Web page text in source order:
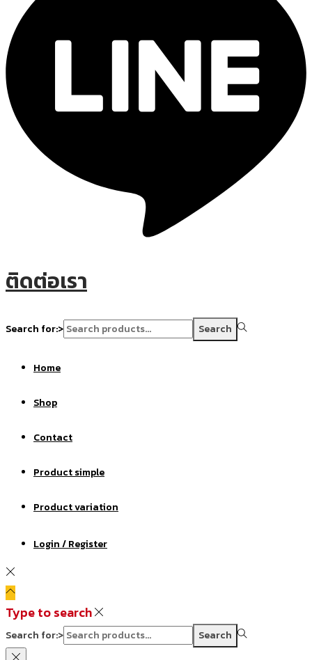
ติดต่อเรา
Search for:> Search
Home
Shop
Contact
Product simple
Product variation
Login / Register
Type to search
Search for:> Search